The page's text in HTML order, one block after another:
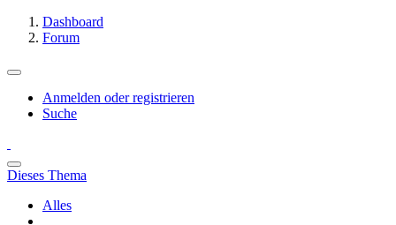
Dashboard
Forum
Anmelden oder registrieren
Suche
Dieses Thema
Alles